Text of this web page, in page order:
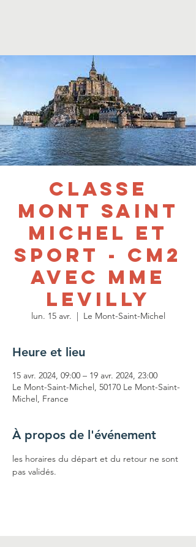
Classe
Mont Saint
Michel et
Sport - CM2
avec Mme
Levilly
lun. 15 avr.
  |
Le Mont-Saint-Michel
Heure et lieu
15 avr. 2024, 09:00 – 19 avr. 2024, 23:00
Le Mont-Saint-Michel, 50170 Le Mont-Saint-
Michel, France
À propos de l'événement
les horaires du départ et du retour ne sont
pas validés.